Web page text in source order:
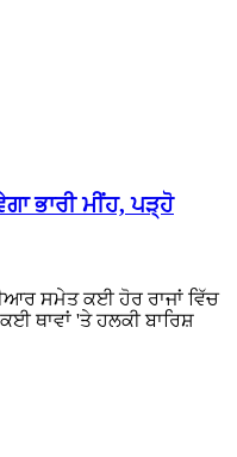
ਭਾਰੀ ਮੀਂਹ, ਪੜ੍ਹੋ
ਸਮੇਤ ਕਈ ਹੋਰ ਰਾਜਾਂ ਵਿੱਚ
ਥਾਵਾਂ 'ਤੇ ਹਲਕੀ ਬਾਰਿਸ਼